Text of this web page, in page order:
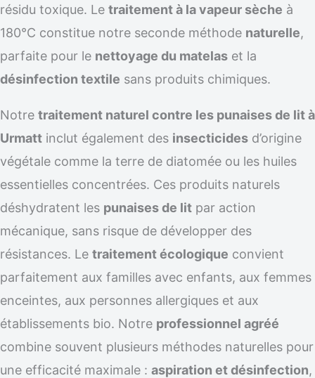
résidu toxique. Le traitement à la vapeur sèche à
180°C constitue notre seconde méthode naturelle,
parfaite pour le nettoyage du matelas et la
désinfection textile sans produits chimiques.
Notre traitement naturel contre les punaises de lit à
Urmatt inclut également des insecticides d’origine
végétale comme la terre de diatomée ou les huiles
essentielles concentrées. Ces produits naturels
déshydratent les punaises de lit par action
mécanique, sans risque de développer des
résistances. Le traitement écologique convient
parfaitement aux familles avec enfants, aux femmes
enceintes, aux personnes allergiques et aux
établissements bio. Notre professionnel agréé
combine souvent plusieurs méthodes naturelles pour
une efficacité maximale : aspiration et désinfection,